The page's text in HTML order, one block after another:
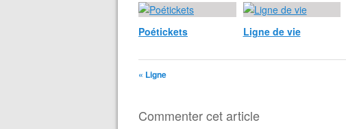
Poétickets Ligne de vie
« Ligne
Commenter cet article